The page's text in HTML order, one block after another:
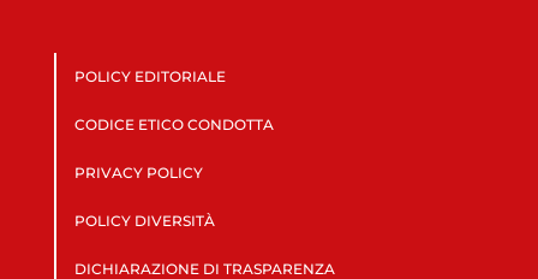
POLICY EDITORIALE
CODICE ETICO CONDOTTA
PRIVACY POLICY
POLICY DIVERSITÀ
DICHIARAZIONE DI TRASPARENZA